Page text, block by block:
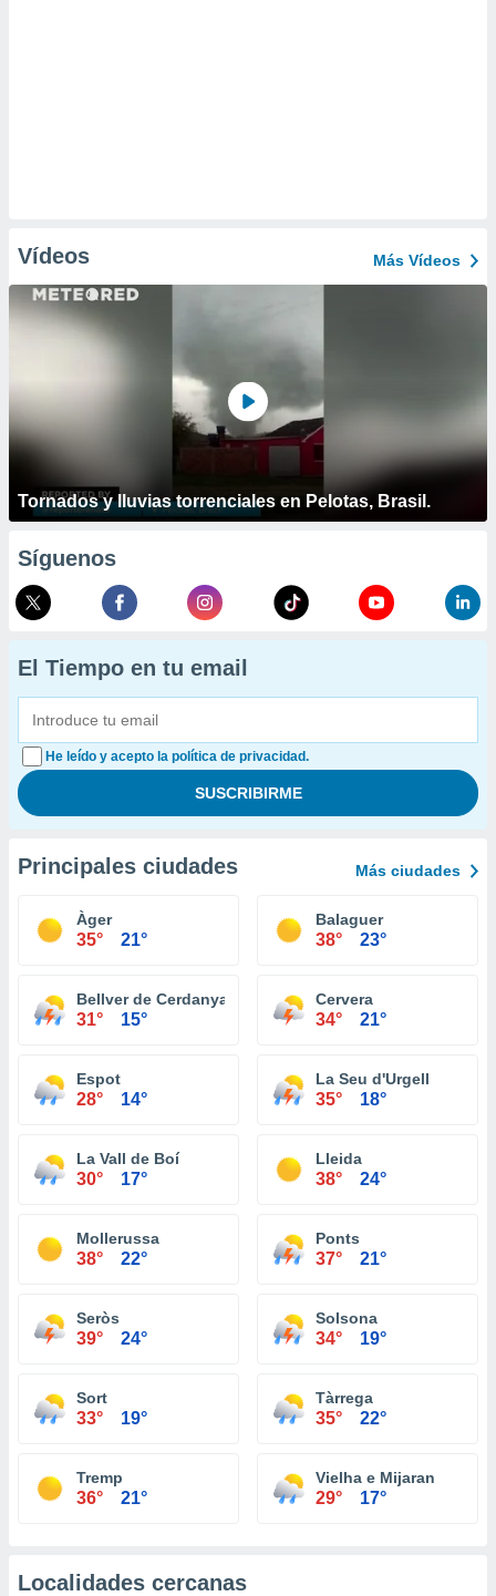
Vídeos Más Vídeos
Tornados y lluvias torrenciales en Pelotas, Brasil.
Síguenos
El Tiempo en tu email
He leído y acepto la política de privacidad.
Principales ciudades Más ciudades
Àger
35° 21°
Balaguer
38° 23°
Bellver de Cerdanya
31° 15°
Cervera
34° 21°
Espot
28° 14°
La Seu d'Urgell
35° 18°
La Vall de Boí
30° 17°
Lleida
38° 24°
Mollerussa
38° 22°
Ponts
37° 21°
Seròs
39° 24°
Solsona
34° 19°
Sort
33° 19°
Tàrrega
35° 22°
Tremp
36° 21°
Vielha e Mijaran
29° 17°
Localidades cercanas